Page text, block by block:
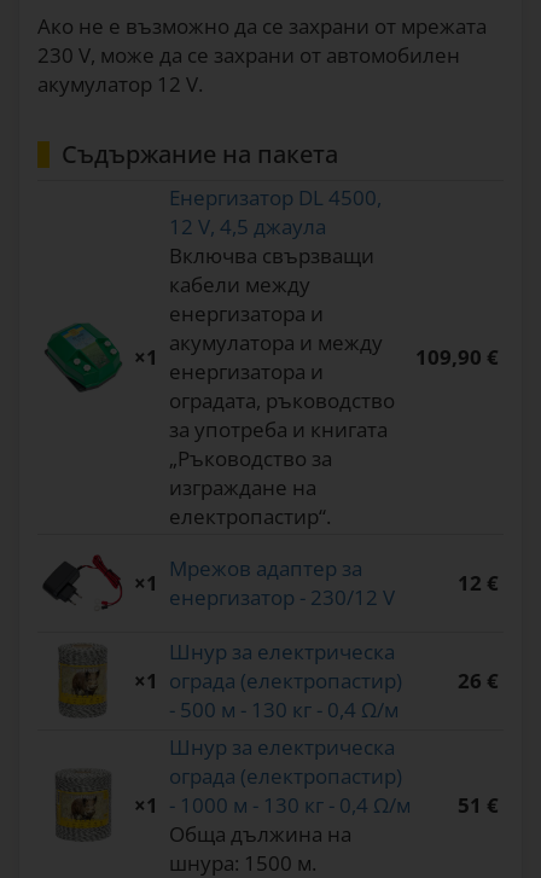
Ако не е възможно да се захрани от мрежата
230 V, може да се захрани от автомобилен
акумулатор 12 V.
Съдържание на пакета
×1
Енергизатор DL 4500,
12 V, 4,5 джаула
Включва свързващи
кабели между
енергизатора и
акумулатора и между
енергизатора и
оградата, ръководство
за употреба и книгата
„Ръководство за
изграждане на
електропастир“.
109,90 €
×1
Мрежов адаптер за
енергизатор - 230/12 V
12 €
×1
Шнур за електрическа
ограда (електропастир)
- 500 м - 130 кг - 0,4 Ω/м
26 €
×1
Шнур за електрическа
ограда (електропастир)
- 1000 м - 130 кг - 0,4 Ω/м
Обща дължина на
шнура: 1500 м.
51 €